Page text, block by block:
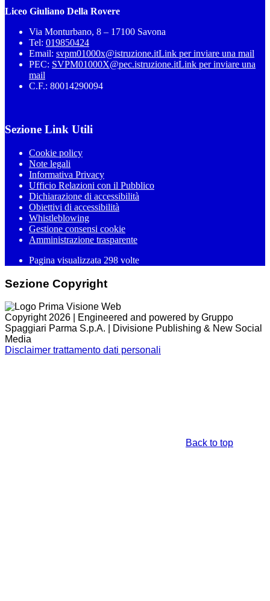
Liceo Giuliano Della Rovere
Via Monturbano, 8 – 17100 Savona
Tel: 019850424
Email: svpm01000x@istruzione.itLink per inviare una mail
PEC: SVPM01000X@pec.istruzione.itLink per inviare una
mail
C.F.: 80014290094
Sezione Link Utili
Cookie policy
Note legali
Informativa Privacy
Ufficio Relazioni con il Pubblico
Dichiarazione di accessibilità
Obiettivi di accessibilità
Whistleblowing
Gestione consensi cookie
Amministrazione trasparente
Pagina visualizzata 298 volte
Sezione Copyright
Copyright 2026 | Engineered and powered by Gruppo
Spaggiari Parma S.p.A. | Divisione Publishing & New Social
Media
Disclaimer trattamento dati personali
Back to top